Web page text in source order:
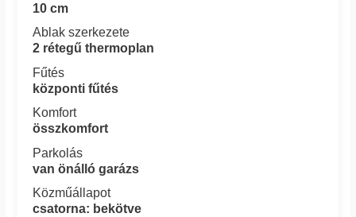
10 cm
Ablak szerkezete
2 rétegű thermoplan
Fűtés
központi fűtés
Komfort
összkomfort
Parkolás
van önálló garázs
Közműállapot
csatorna: bekötve